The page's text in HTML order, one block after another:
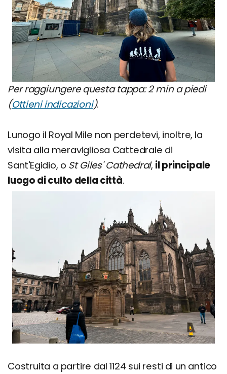
Per raggiungere questa tappa: 2 min a piedi
(Ottieni indicazioni).
Lunogo il Royal Mile non perdetevi, inoltre, la
visita alla meravigliosa Cattedrale di
Sant'Egidio, o St Giles' Cathedral, il principale
luogo di culto della città.
Costruita a partire dal 1124 sui resti di un antico